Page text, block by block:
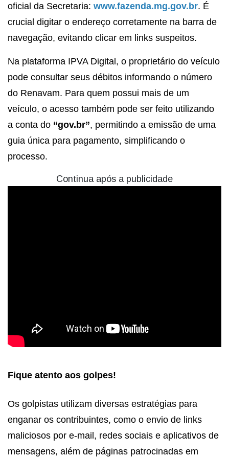
oficial da Secretaria: www.fazenda.mg.gov.br. É
crucial digitar o endereço corretamente na barra de
navegação, evitando clicar em links suspeitos.
Na plataforma IPVA Digital, o proprietário do veículo
pode consultar seus débitos informando o número
do Renavam. Para quem possui mais de um
veículo, o acesso também pode ser feito utilizando
a conta do “gov.br”, permitindo a emissão de uma
guia única para pagamento, simplificando o
processo.
Continua após a publicidade
Fique atento aos golpes!
Os golpistas utilizam diversas estratégias para
enganar os contribuintes, como o envio de links
maliciosos por e-mail, redes sociais e aplicativos de
mensagens, além de páginas patrocinadas em